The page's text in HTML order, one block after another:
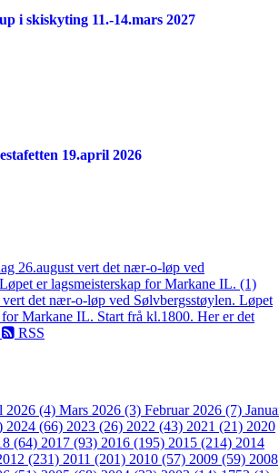
i skiskyting 11.-14.mars 2027
19.april 2026
26.august vert det nær-o-løp ved
er lagsmeisterskap for Markane IL. (1)
vert det nær-o-løp ved Sølvbergsstøylen. Løpet
for Markane IL. Start frå kl.1800. Her er det
RSS
2026 (4) Mars 2026 (3) Februar 2026 (7)
2024 (66) 2023 (26) 2022 (43) 2021 (21) 2020
(64) 2017 (93) 2016 (195) 2015 (214) 2014
(231) 2011 (201) 2010 (57) 2009 (59) 2008